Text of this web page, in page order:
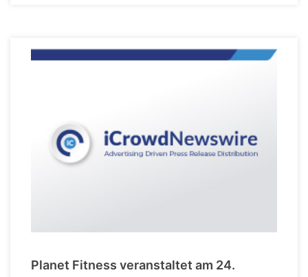
Planet Fitness veranstaltet am 24.